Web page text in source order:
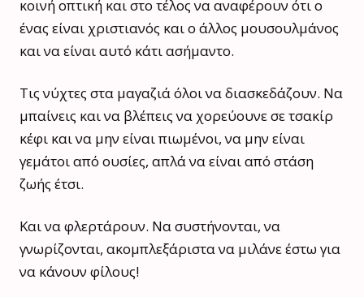
κοινή οπτική και στο τέλος να αναφέρουν ότι ο
ένας είναι χριστιανός και ο άλλος μουσουλμάνος
και να είναι αυτό κάτι ασήμαντο.
Τις νύχτες στα μαγαζιά όλοι να διασκεδάζουν. Να
μπαίνεις και να βλέπεις να χορεύουνε σε τσακίρ
κέφι και να μην είναι πιωμένοι, να μην είναι
γεμάτοι από ουσίες, απλά να είναι από στάση
ζωής έτσι.
Και να φλερτάρουν. Να συστήνονται, να
γνωρίζονται, ακομπλεξάριστα να μιλάνε έστω για
να κάνουν φίλους!